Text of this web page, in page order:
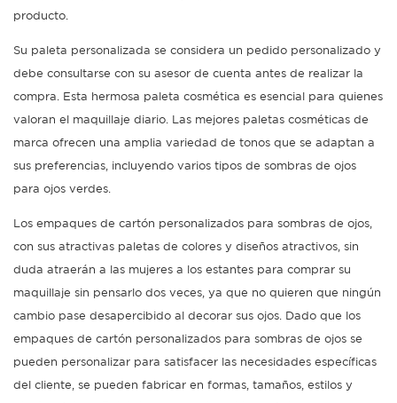
producto.
Su paleta personalizada se considera un pedido personalizado y
debe consultarse con su asesor de cuenta antes de realizar la
compra. Esta hermosa paleta cosmética es esencial para quienes
valoran el maquillaje diario. Las mejores paletas cosméticas de
marca ofrecen una amplia variedad de tonos que se adaptan a
sus preferencias, incluyendo varios tipos de sombras de ojos
para ojos verdes.
Los empaques de cartón personalizados para sombras de ojos,
con sus atractivas paletas de colores y diseños atractivos, sin
duda atraerán a las mujeres a los estantes para comprar su
maquillaje sin pensarlo dos veces, ya que no quieren que ningún
cambio pase desapercibido al decorar sus ojos. Dado que los
empaques de cartón personalizados para sombras de ojos se
pueden personalizar para satisfacer las necesidades específicas
del cliente, se pueden fabricar en formas, tamaños, estilos y